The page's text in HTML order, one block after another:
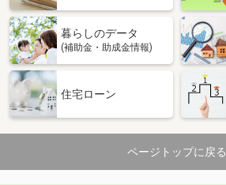
暮らしのデータ
(補助金・助成金情報)
住宅ローン
ページトップに戻る